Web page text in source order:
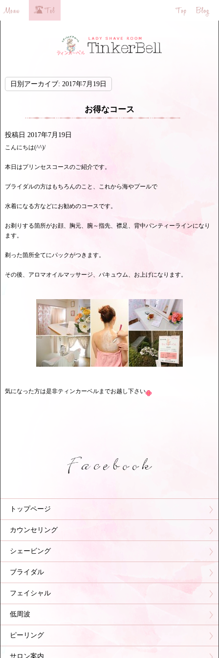
日別アーカイブ: 2017年7月19日
お得なコース
投稿日 2017年7月19日
こんにちは(^^)/
本日はプリンセスコースのご紹介です。
ブライダルの方はもちろんのこと、これから海やプールで
水着になる方などにお勧めのコースです。
お剃りする箇所がお顔、胸元、腕～指先、襟足、背中パンティーラインになり
ます。
剃った箇所全てにパックがつきます。
その後、アロマオイルマッサージ、バキュウム、お上げになります。
気になった方は是非ティンカーベルまでお越し下さい
トップページ
カウンセリング
シェービング
ブライダル
フェイシャル
低周波
ピーリング
サロン案内